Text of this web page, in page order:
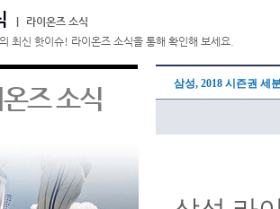
라이온즈 소식
최신 핫이슈! 라이온즈 소식을 통해 확인해 보세요.
즈 소식 삼성, 2018 시즌권 세